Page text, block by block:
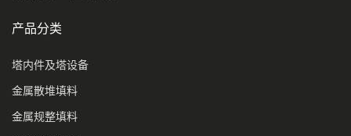
产品分类
塔内件及塔设备
金属散堆填料
金属规整填料